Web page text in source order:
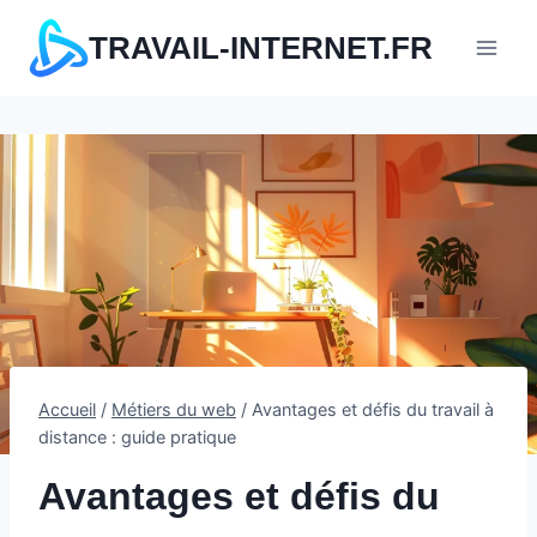
contenu
TRAVAIL-INTERNET.FR
Accueil / Métiers du web / Avantages et défis du travail à
distance : guide pratique
Avantages et défis du